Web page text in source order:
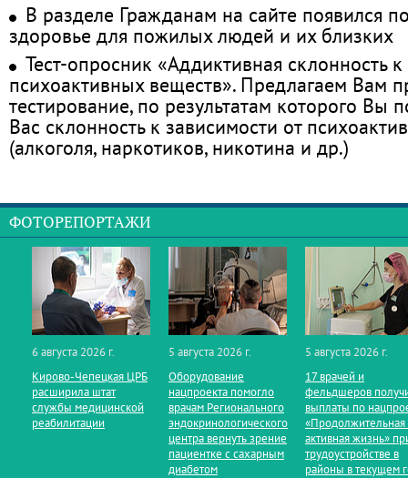
В разделе Гражданам на сайте появился
здоровье для пожилых людей и их близких
Тест-опросник «Аддиктивная склонность
психоактивных веществ». Предлагаем Вам
тестирование, по результатам которого Вы
Вас склонность к зависимости от
(алкоголя, наркотиков, никотина и др.)
ФОТОРЕПОРТАЖИ
6 августа 2026 г.
Кирово‑Чепецкая ЦРБ
расширила штат
службы медицинской
реабилитации
5 августа 2026 г.
Оборудование
нацпроекта помогло
врачам Регионального
эндокринологического
центра вернуть зрение
пациентке с сахарным
диабетом
5 августа 2026 г.
17 врачей и
фельдшеров
выплаты по
«Продолжительная
активная жизнь»
трудоустройстве в
районы в текущем